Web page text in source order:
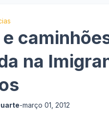
na
-março 01, 2012